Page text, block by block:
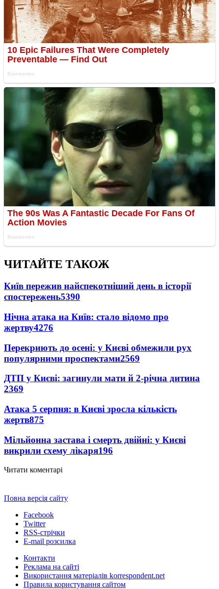
ЧИТАЙТЕ ТАКОЖ
Київ пережив найспекотніший день в історії
спостережень5390
Нічна атака на Київ: стало відомо про
жертву4276
Перекриють до осені: у Києві обмежили рух
популярними проспектами2569
ДТП у Києві: загинули мати й 2-річна дитина
2369
Атака 5 серпня: в Києві зросла кількість
жертв875
Мільйонна застава і смерть двійні: у Києві
викрили схему лікаря196
Читати коментарі
Повна версія сайту
Facebook
Twitter
RSS-стрічки
E-mail розсилка
Контакти
Реклама на сайті
Використання матеріалів korrespondent.net
Правила користування сайтом